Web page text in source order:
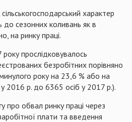
характер
сезонних коливань як в
на ринку праці.
прослідковувалось
безробітних порівняно
року на 23,6 % або на
2016 р. до 6365 осіб у 2017 р.).
про обвал ринку праці через
плати та введення